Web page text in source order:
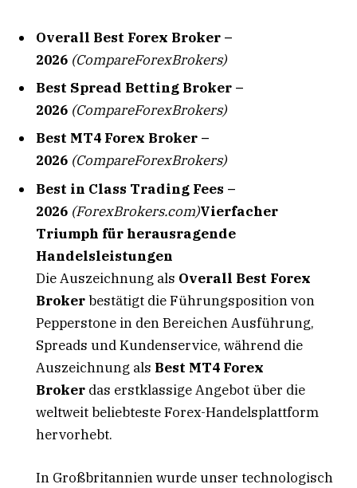
Overall Best Forex Broker –
2026 (CompareForexBrokers)
Best Spread Betting Broker –
2026 (CompareForexBrokers)
Best MT4 Forex Broker –
2026 (CompareForexBrokers)
Best in Class Trading Fees –
2026 (ForexBrokers.com)Vierfacher
Triumph für herausragende
Handelsleistungen
Die Auszeichnung als Overall Best Forex
Brokerbestätigt die Führungsposition von
Pepperstone in den Bereichen Ausführung,
Spreads und Kundenservice, während die
Auszeichnung als Best MT4 Forex
Broker das erstklassige Angebot über die
weltweit beliebteste Forex-Handelsplattform
hervorhebt.
In Großbritannien wurde unser technologisch